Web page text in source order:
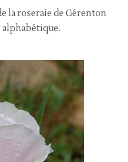
la roseraie de Gérenton
alphabétique.